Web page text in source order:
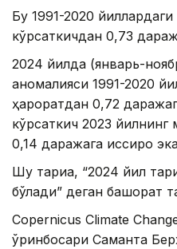
Бу 1991-2020
кўрсаткичдан 0,73
2024 йилда (январь-
аномалияси 1991-2020
ҳароратдан 0,72
кўрсаткич 2023 йилнинг
0,14 даражага иссиқроқ
Шу тариқа, “2024 йил
бўлади” деган башорат
Copernicus Climate
ўринбосари Саманта